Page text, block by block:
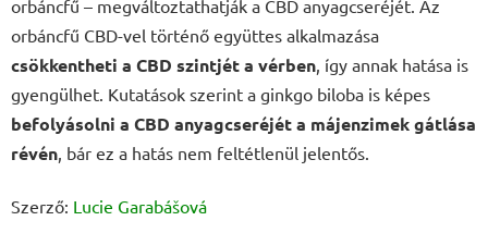
orbáncfű – megváltoztathatják a CBD anyagcseréjét. Az
orbáncfű CBD-vel történő együttes alkalmazása
csökkentheti a CBD szintjét a vérben , így annak hatása is
gyengülhet. Kutatások szerint a ginkgo biloba is képes
befolyásolni a CBD anyagcseréjét a májenzimek gátlása
révén , bár ez a hatás nem feltétlenül jelentős.
Szerző: Lucie Garabášová